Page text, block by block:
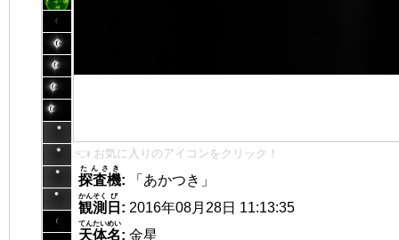
👈 お気に入りのアイコンをクリック！
探査機
たんさき
:
「あかつき」
観測
かんそく
日
び
: 2016年08月28日 11:13:35
天体名
てんたいめい
: 金星